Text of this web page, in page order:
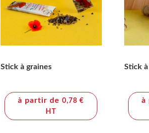
Stick à graines
à partir de0,78 €
HT
Stick
à